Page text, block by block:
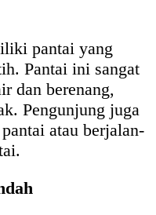
pantai yang
Pantai ini sangat
dan berenang,
Pengunjung juga
atau berjalan-